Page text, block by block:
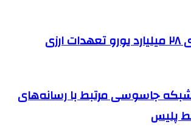
جاسوسی مرتبط با رسانه‌های
پلیس